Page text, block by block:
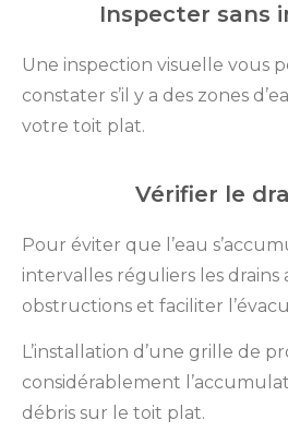
Inspecter sans
Une inspection visuelle vous
constater s’il y a des zones
votre toit plat.
Vérifier le
Pour éviter que l’eau
intervalles réguliers les drains
obstructions et faciliter
L’installation d’une grille de
considérablement
débris sur le toit plat.